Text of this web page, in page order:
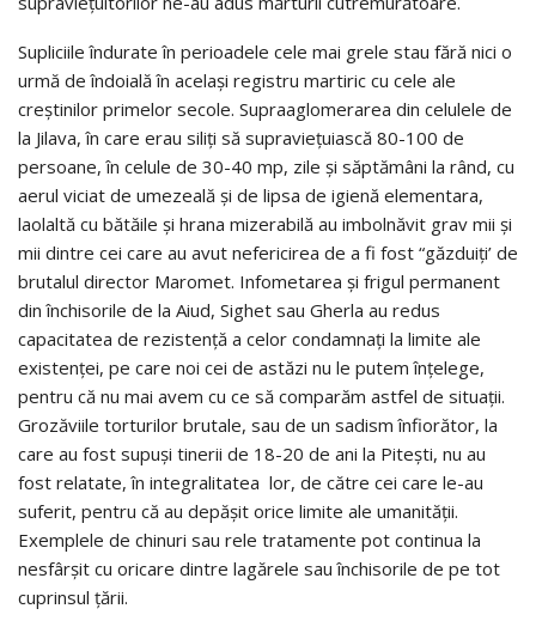
Supliciile îndurate în perioadele cele mai grele stau fără nici o
urmă de îndoială în același registru martiric cu cele ale
creștinilor primelor secole. Supraaglomerarea din celulele de
la Jilava, în care erau siliți să supraviețuiască 80-100 de
persoane, în celule de 30-40 mp, zile și săptămâni la rând, cu
aerul viciat de umezeală și de lipsa de igienă elementara,
laolaltă cu bătăile și hrana mizerabilă au imbolnăvit grav mii și
mii dintre cei care au avut nefericirea de a fi fost “găzduiți’ de
brutalul director Maromet. Infometarea și frigul permanent
din închisorile de la Aiud, Sighet sau Gherla au redus
capacitatea de rezistență a celor condamnați la limite ale
existenței, pe care noi cei de astăzi nu le putem înțelege,
pentru că nu mai avem cu ce să comparăm astfel de situații.
Grozăviile torturilor brutale, sau de un sadism înfiorător, la
care au fost supuși tinerii de 18-20 de ani la Pitești, nu au
fost relatate, în integralitatea lor, de către cei care le-au
suferit, pentru că au depășit orice limite ale umanității.
Exemplele de chinuri sau rele tratamente pot continua la
nesfârșit cu oricare dintre lagărele sau închisorile de pe tot
cuprinsul țării.